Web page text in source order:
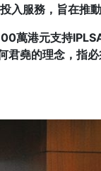
服務，旨在推
萬港元支持
堯的理念，指